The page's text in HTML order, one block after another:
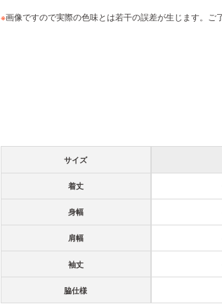
※画像ですので実際の色味とは若干の誤差が生じます。ご
サイズ
着丈
身幅
肩幅
袖丈
脇仕様